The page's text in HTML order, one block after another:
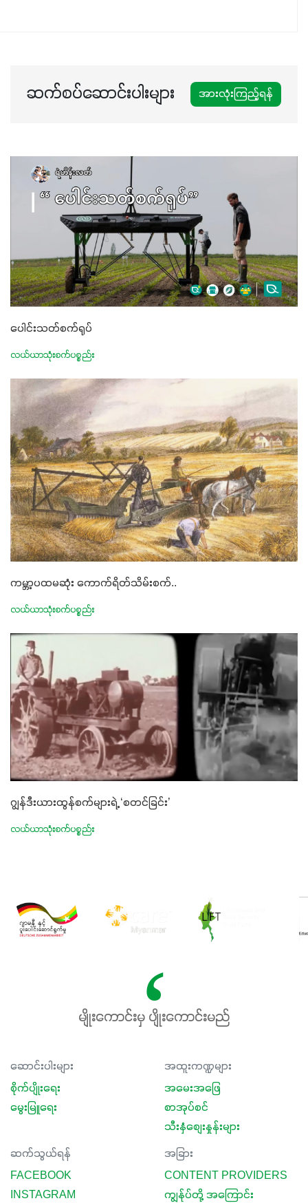
ဆက်စပ်ဆောင်းပါးများ အားလုံးကြည့်ရန်
ပေါင်းသတ်စက်ရုပ်
လယ်ယာသုံးစက်ပစ္စည်း
ကမ္ဘာ့ပထမဆုံး ကောက်ရိတ်သိမ်းစက်..
လယ်ယာသုံးစက်ပစ္စည်း
ဂျွန်ဒီးယားထွန်စက်များရဲ့ ‘စတင်ခြင်း’
လယ်ယာသုံးစက်ပစ္စည်း
မျိုးကောင်းမှ ပျိုးကောင်းမည်
ဆောင်းပါးများ
စိုက်ပျိုးရေး
မွေးမြူရေး
အထူးကဏ္ဍများ
အမေးအဖြေ
စာအုပ်စင်
သီးနှံစျေးနှုန်းများ
ဆက်သွယ်ရန်
FACEBOOK
INSTAGRAM
အခြား
CONTENT PROVIDERS
ကျွန်ုပ်တို့ အကြောင်း